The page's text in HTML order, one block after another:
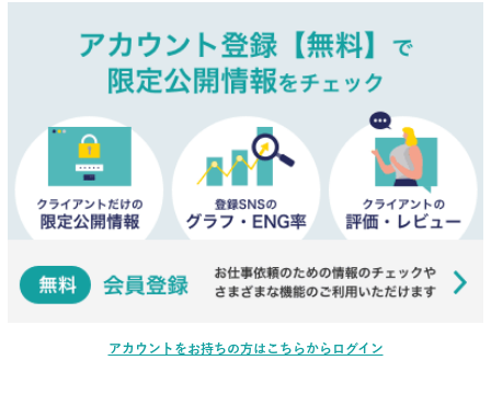
アカウントをお持ちの方はこちらからログイン